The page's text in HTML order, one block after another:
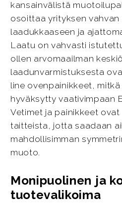
kansainvälistä
osoittaa yrityksen vahvan
laadukkaaseen ja
Laatu on vahvasti
ollen arvomaailman
laadunvarmistuksesta
line ovenpainikkeet,
hyväksytty vaativimpaan
Vetimet ja painikkeet
taitteista, jotta saadaan
mahdollisimman
muoto.
Monipuolinen ja
tuotevalikoima